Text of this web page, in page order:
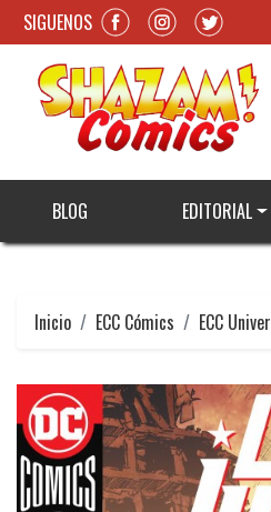
SIGUENOS
BLOG EDITORIAL
Inicio ECC Cómics ECC Univer